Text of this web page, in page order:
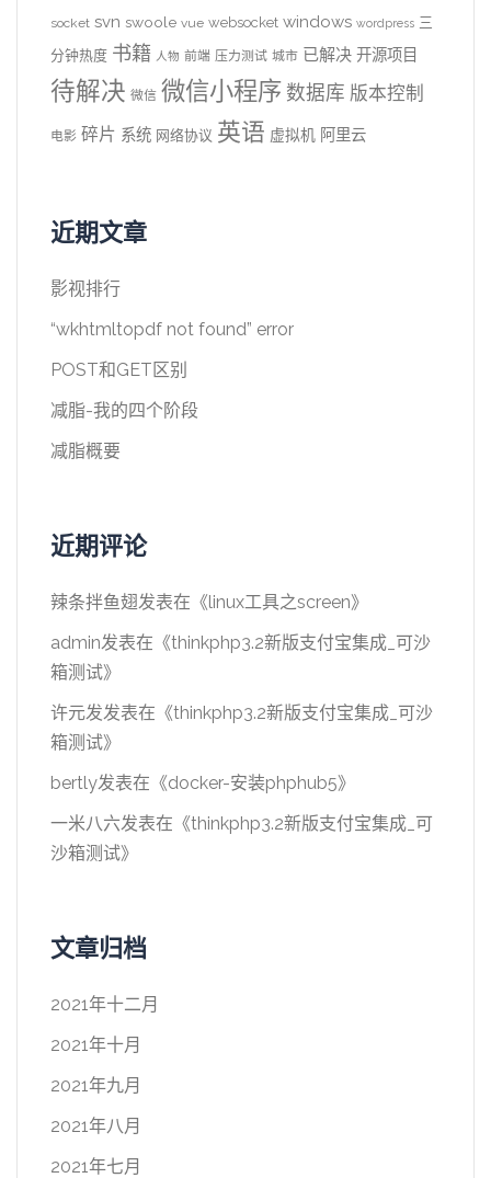
socket svn swoole vue websocket windows wordpress 三
分钟热度 书籍 人物 前端 压力测试 城市 已解决 开源项目
待解决 微信 微信小程序 数据库 版本控制
电影 碎片 系统 网络协议 英语 虚拟机 阿里云
近期文章
影视排行
“wkhtmltopdf not found” error
POST和GET区别
减脂-我的四个阶段
减脂概要
近期评论
辣条拌鱼翅发表在《linux工具之screen》
admin发表在《thinkphp3.2新版支付宝集成_可沙
箱测试》
许元发发表在《thinkphp3.2新版支付宝集成_可沙
箱测试》
bertly发表在《docker-安装phphub5》
一米八六发表在《thinkphp3.2新版支付宝集成_可
沙箱测试》
文章归档
2021年十二月
2021年十月
2021年九月
2021年八月
2021年七月